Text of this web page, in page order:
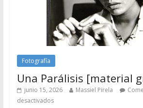
Fotografía
Una Parálisis [material
junio 15, 2026 Massiel Pirela
desactivados